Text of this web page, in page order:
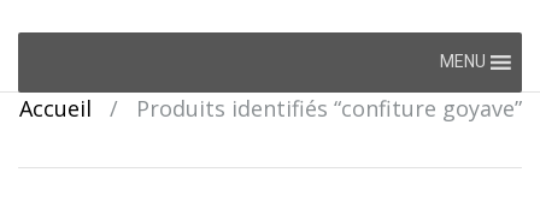
content
MENU
Accueil / Produits identifiés “confiture goyave”